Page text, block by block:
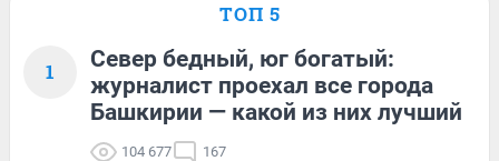
ТОП 5
1
Север бедный, юг богатый:
журналист проехал все города
Башкирии — какой из них лучший
104 677 167